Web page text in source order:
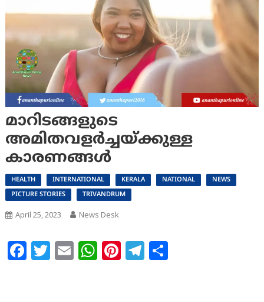
മാറിടങ്ങളുടെ
അമിതവളർച്ചയ്ക്കുള്ള
കാരണങ്ങള്‍
HEALTH INTERNATIONAL KERALA NATIONAL
NEWS
PICTURE STORIES
TRIVANDRUM
April 25, 2023 News Desk
Facebook
Twitter
EmailWhatsApp
Pinterest
Telegram
Share